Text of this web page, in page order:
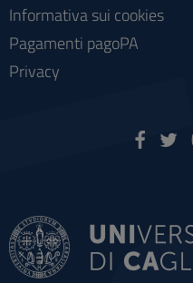
Informativa sui cookies
Pagamenti pagoPA
Privacy